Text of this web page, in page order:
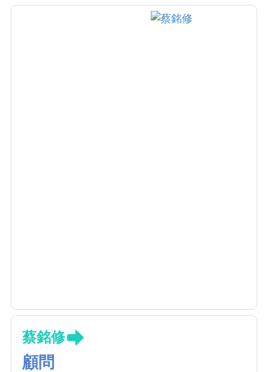
蔡銘修
顧問